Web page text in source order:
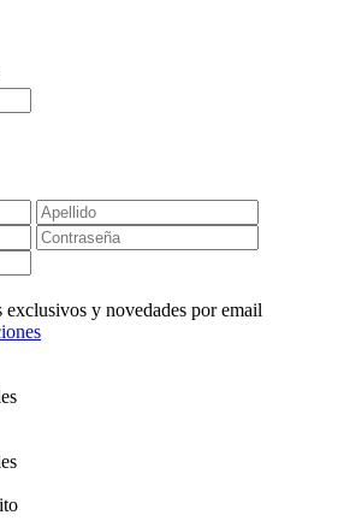
y novedades por email